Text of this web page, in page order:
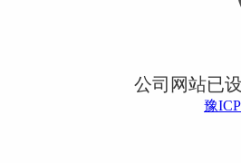
公司网站已
豫